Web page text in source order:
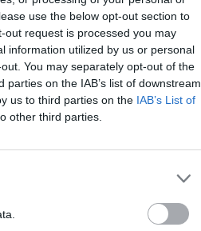
use the below opt-out section to
request is processed you may
information utilized by us or personal
You may separately opt-out of the
on the IAB’s list of downstream
us to third parties on the IAB’s List of
other third parties.
el
La formación